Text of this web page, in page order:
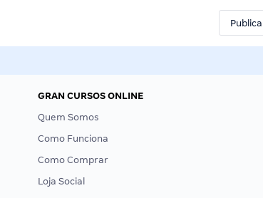
GRAN CURSOS ONLINE
Quem Somos
Como Funciona
Como Comprar
Loja Social